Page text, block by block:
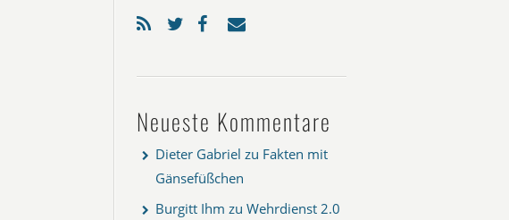
Neueste Kommentare
Dieter Gabriel zu Fakten mit
Gänsefüßchen
Burgitt Ihm zu Wehrdienst 2.0